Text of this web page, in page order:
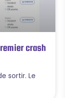
crash
sortir. Le